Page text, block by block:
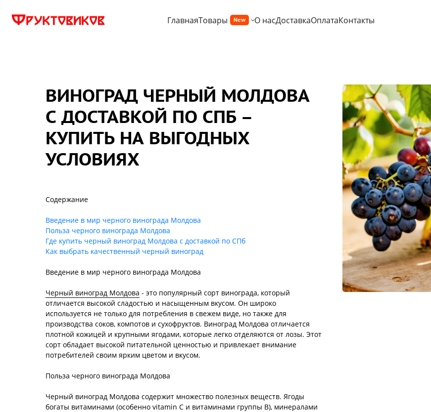
ГлавнаяТовары New О насДоставкаОплатаКонтакты
ВИНОГРАД ЧЕРНЫЙ МОЛДОВА
С ДОСТАВКОЙ ПО СПБ –
КУПИТЬ НА ВЫГОДНЫХ
УСЛОВИЯХ
Содержание
Введение в мир черного винограда Молдова
Польза черного винограда Молдова
Где купить черный виноград Молдова с доставкой по СПб
Как выбрать качественный черный виноград
Введение в мир черного винограда Молдова
Черный виноград Молдова - это популярный сорт винограда, который
отличается высокой сладостью и насыщенным вкусом. Он широко
используется не только для потребления в свежем виде, но также для
производства соков, компотов и сухофруктов. Виноград Молдова отличается
плотной кожицей и крупными ягодами, которые легко отделяются от лозы. Этот
сорт обладает высокой питательной ценностью и привлекает внимание
потребителей своим ярким цветом и вкусом.
Польза черного винограда Молдова
Черный виноград Молдова содержит множество полезных веществ. Ягоды
богаты витаминами (особенно vitamin C и витаминами группы B), минералами